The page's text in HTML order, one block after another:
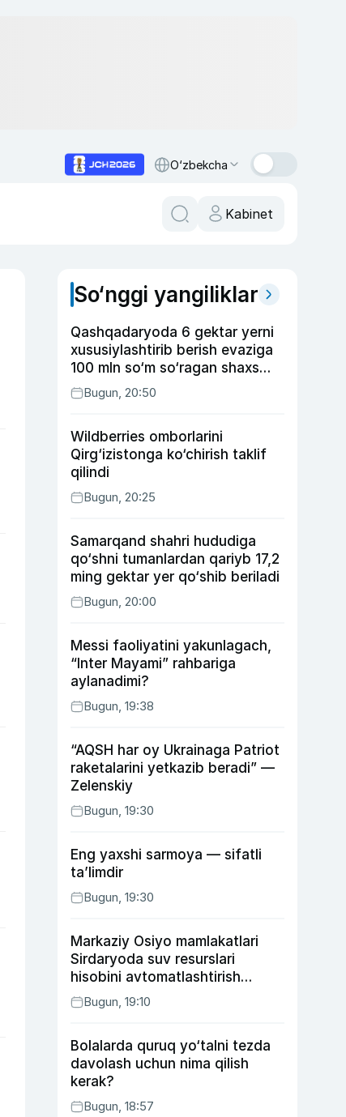
O‘zbekcha
Kabinet
So‘nggi yangiliklar
Qashqadaryoda 6 gektar yerni
xususiylashtirib berish evaziga
100 mln so‘m so‘ragan shaxs
ushlandi
Bugun, 20:50
Wildberries omborlarini
Qirg‘izistonga ko‘chirish taklif
qilindi
Bugun, 20:25
Samarqand shahri hududiga
qo‘shni tumanlardan qariyb 17,2
ming gektar yer qo‘shib beriladi
Bugun, 20:00
Messi faoliyatini yakunlagach,
“Inter Mayami” rahbariga
aylanadimi?
Bugun, 19:38
“AQSH har oy Ukrainaga Patriot
raketalarini yetkazib beradi” —
Zelenskiy
Bugun, 19:30
Eng yaxshi sarmoya — sifatli
ta’limdir
Bugun, 19:30
Markaziy Osiyo mamlakatlari
Sirdaryoda suv resurslari
hisobini avtomatlashtirish
rejasini ishlab chiqishni
ma’qulladi
Bugun, 19:10
Bolalarda quruq yo‘talni tezda
davolash uchun nima qilish
kerak?
Bugun, 18:57